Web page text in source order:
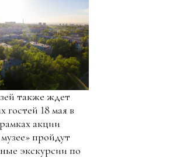
также ждет
гостей 18 мая в
акции
пройдут
экскурсии по